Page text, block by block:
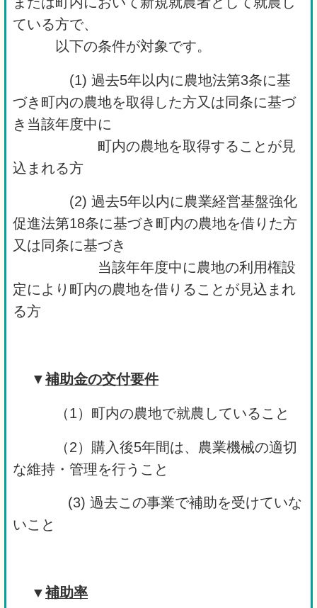
ている方で、
以下の条件が対象です。
(1) 過去5年以内に農地法第3条に基
づき町内の農地を取得した方又は同条に基づ
き当該年度中に
町内の農地を取得することが見
込まれる方
(2) 過去5年以内に農業経営基盤強化
促進法第18条に基づき町内の農地を借りた方
又は同条に基づき
当該年年度中に農地の利用権設
定により町内の農地を借りることが見込まれ
る方
▼補助金の交付要件
（1）町内の農地で就農していること
（2）購入後5年間は、農業機械の適切
な維持・管理を行うこと
(3) 過去この事業で補助を受けていな
いこと
▼補助率